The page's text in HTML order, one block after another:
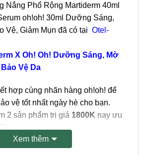
Nắng Phổ Rộng Martiderm 40ml
oh!oh! 30ml Dưỡng Sáng,
Vệ, Giảm Mụn đã có tại Otel-
X Oh! Oh! Dưỡng Sáng, Mờ
Vệ Da
hợp cùng nhãn hàng oh!oh! để
vệ tốt nhất ngày hè cho bạn.
2 sản phẩm trị giá 1800K nay ưu
Nắng Phổ Rộng Bảo Vệ Da
Xem thêm